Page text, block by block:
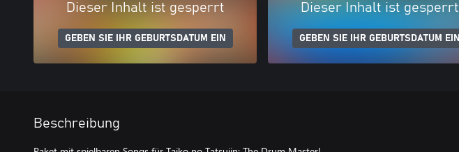
Dieser Inhalt ist gesperrt
GEBEN SIE IHR GEBURTSDATUM EIN
Dieser Inhalt ist gesperrt
GEBEN SIE IHR GEBURTSDATUM EIN
Beschreibung